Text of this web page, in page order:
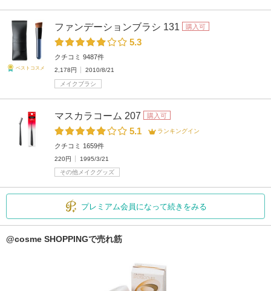
ベストコスメ
ファンデーションブラシ 131 購入可
5.3
クチコミ 9487件
2,178円 2010/8/21
メイクブラシ
マスカラコーム 207 購入可
5.1 ランキングイン
クチコミ 1659件
220円
1995/3/21
その他メイクグッズ
プレミアム会員になって続きをみる
@cosme SHOPPINGで売れ筋